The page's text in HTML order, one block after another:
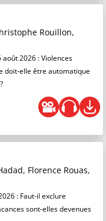
Rouillon,
2026 : Violences
doit-elle être automatique
Florence Rouas,
: Faut-il exclure
sont-elles devenues